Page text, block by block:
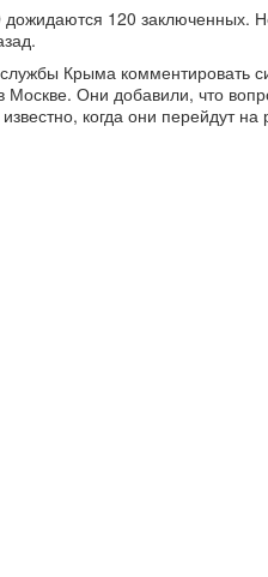
120 заключенных.
Крыма комментировать
Москве. Они добавили, что
когда они перейдут на